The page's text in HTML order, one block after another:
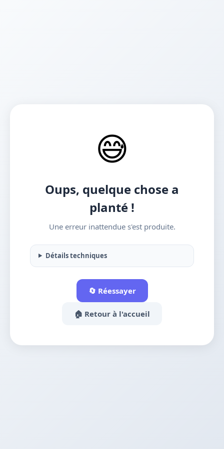
😅
Oups, quelque chose a
planté !
Une erreur inattendue s'est produite.
Détails techniques
🔄 Réessayer
🏠 Retour à l'accueil